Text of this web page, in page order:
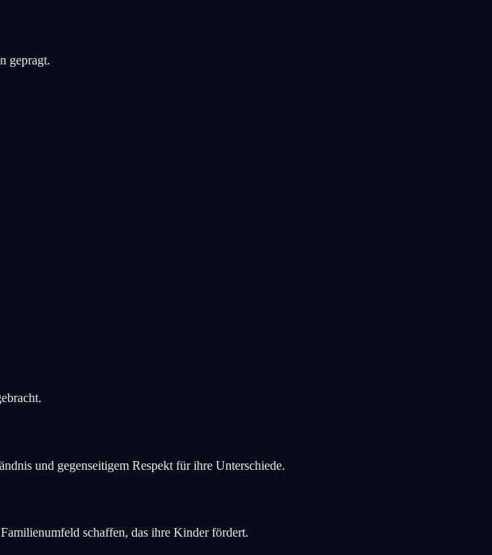
gepragt.
und gegenseitigem Respekt für ihre Unterschiede.
schaffen, das ihre Kinder fördert.